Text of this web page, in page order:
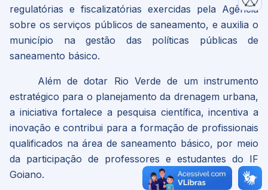
regulatórias e fiscalizatórias exercidas pela Agência
sobre os serviços públicos de saneamento, e auxilia o
município na gestão das políticas públicas de
saneamento básico.
Além de dotar Rio Verde de um instrumento
estratégico para o planejamento da drenagem urbana,
a iniciativa fortalece a pesquisa científica, incentiva a
inovação e contribui para a formação de profissionais
qualificados na área de saneamento básico, por meio
da participação de professores e estudantes do IF
Goiano.